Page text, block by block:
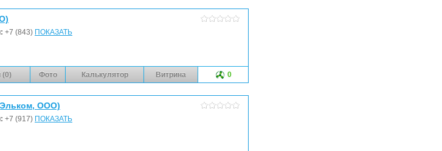
+7 (843) ПОКАЗАТЬ
(0) Фото Калькулятор Витрина 0
ООО)
+7 (917) ПОКАЗАТЬ